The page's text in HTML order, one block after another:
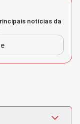
notícias da